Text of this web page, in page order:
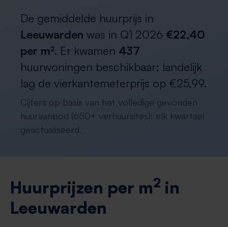
De gemiddelde huurprijs in
Leeuwarden was in Q1 2026 €22,40
per m². Er kwamen 437
huurwoningen beschikbaar; landelijk
lag de vierkantemeterprijs op €25,99.
Cijfers op basis van het volledige gevonden
huuraanbod (650+ verhuursites); elk kwartaal
geactualiseerd.
Huurprijzen per m2 in
Leeuwarden